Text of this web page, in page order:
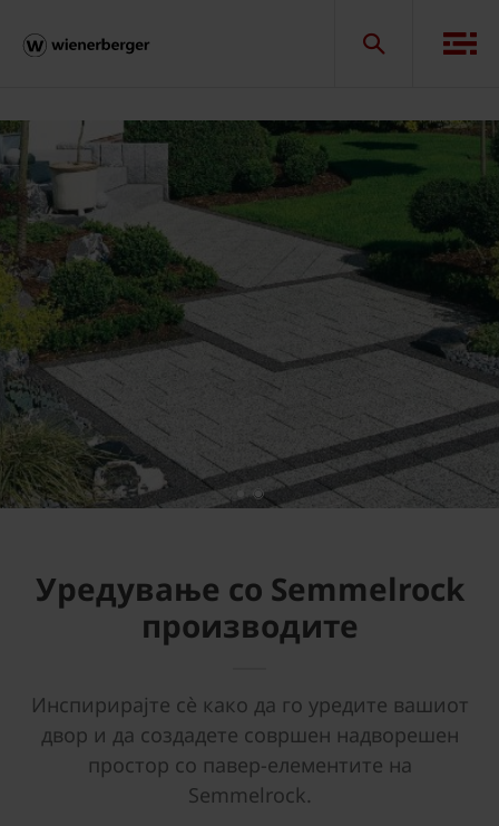
Уредување со Semmelrock
производите
Инспирирајте сè како да го уредите вашиот
двор и да создадете совршен надворешен
простор со павер-елементите на
Semmelrock.